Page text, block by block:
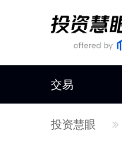
交易
投资慧眼